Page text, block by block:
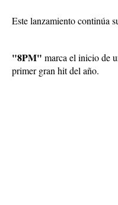
Este lanzamiento continúa
"8PM" marca el inicio de
primer gran hit del año.